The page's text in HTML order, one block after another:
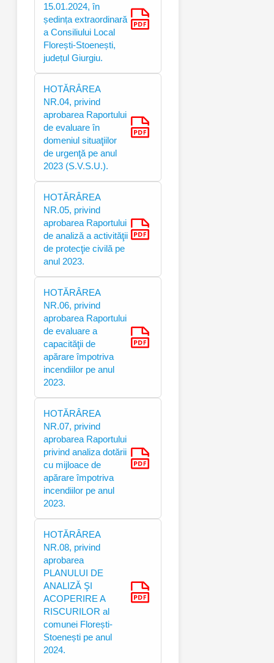
15.01.2024, în
ședința extraordinară
a Consiliului Local
Florești-Stoenești,
județul Giurgiu.
HOTĂRÂREA
NR.04, privind
aprobarea Raportului
de evaluare în
domeniul situaţiilor
de urgenţă pe anul
2023 (S.V.S.U.).
HOTĂRÂREA
NR.05, privind
aprobarea Raportului
de analiză a activităţii
de protecţie civilă pe
anul 2023.
HOTĂRÂREA
NR.06, privind
aprobarea Raportului
de evaluare a
capacităţii de
apărare împotriva
incendiilor pe anul
2023.
HOTĂRÂREA
NR.07, privind
aprobarea Raportului
privind analiza dotării
cu mijloace de
apărare împotriva
incendiilor pe anul
2023.
HOTĂRÂREA
NR.08, privind
aprobarea
PLANULUI DE
ANALIZĂ ŞI
ACOPERIRE A
RISCURILOR al
comunei Florești-
Stoenești pe anul
2024.